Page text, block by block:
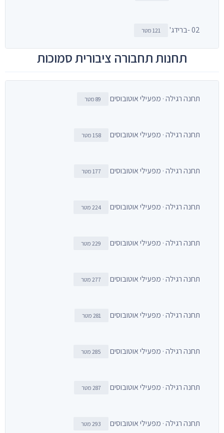
02 -ברידג' 121 מטר
תחנות תחבורה ציבורית סמוכות
תחנה רגילה · מפעילי אוטובוסים 89 מטר
תחנה רגילה · מפעילי אוטובוסים 158 מטר
תחנה רגילה · מפעילי אוטובוסים 177 מטר
תחנה רגילה · מפעילי אוטובוסים 224 מטר
תחנה רגילה · מפעילי אוטובוסים 229 מטר
תחנה רגילה · מפעילי אוטובוסים 277 מטר
תחנה רגילה · מפעילי אוטובוסים 281 מטר
תחנה רגילה · מפעילי אוטובוסים 285 מטר
תחנה רגילה · מפעילי אוטובוסים 287 מטר
תחנה רגילה · מפעילי אוטובוסים 293 מטר